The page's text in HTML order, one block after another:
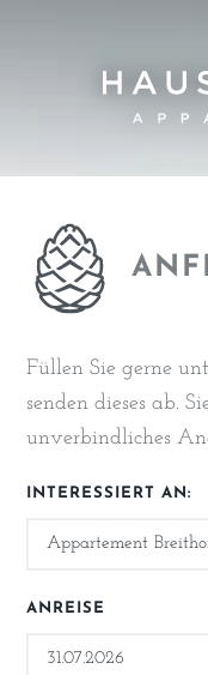
Füllen Sie gerne
senden dieses ab.
unverbindliches
INTERESSIERT AN:
ANREISE